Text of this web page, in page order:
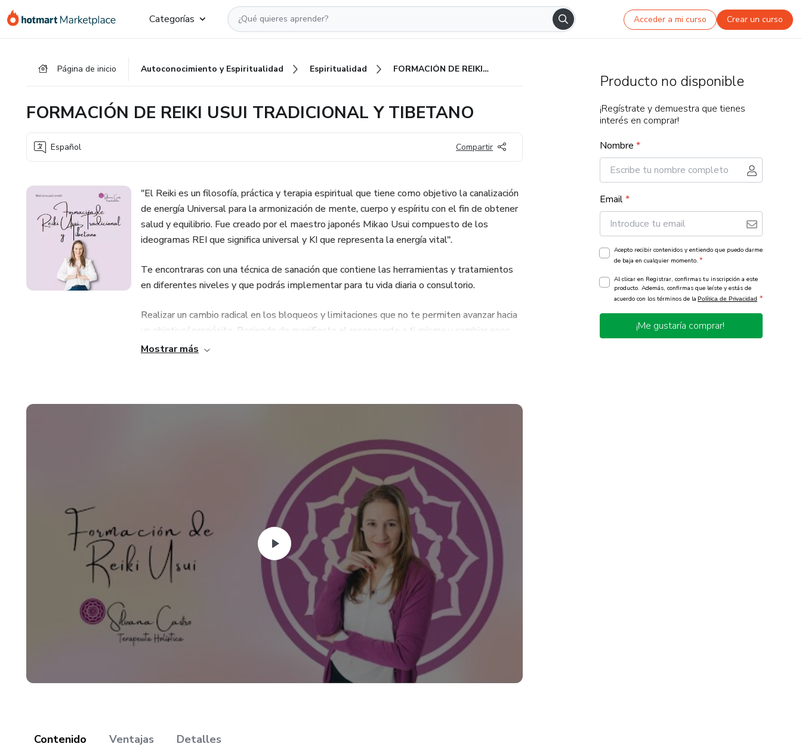
Categorías Acceder a mi curso Crear un curso
Página de inicio Autoconocimiento y Espiritualidad Espiritualidad FORMACIÓN DE REIKI USUI TRADICIONAL Y TIBETANO
FORMACIÓN DE REIKI USUI TRADICIONAL Y TIBETANO
Español Compartir
"El Reiki es un filosofía, práctica y terapia espiritual que tiene como objetivo la canalización
de energía Universal para la armonización de mente, cuerpo y espíritu con el fin de obtener
salud y equilibrio. Fue creado por el maestro japonés Mikao Usui compuesto de los
ideogramas REI que significa universal y KI que representa la energía vital".
Te encontraras con una técnica de sanación que contiene las herramientas y tratamientos
en diferentes niveles y que podrás implementar para tu vida diaria o consultorio.
Realizar un cambio radical en los bloqueos y limitaciones que no te permiten avanzar hacia
un objetivo/ propósito. Poniendo de manifiesto el reconocerte a ti misma y cambiar esos
patrones limitantes a través de la energía Universal, Reiki.
• Auto sanación
• Conocer sobre la acción y los beneficios del Reiki.
• Adquirir una formación como Reikidoka y poder ejercer como tal.
¿Cuánto tiempo?
90 días (3 meses)
¿Qué te ofrezco?
Clases grupales donde voy a enseñarte el contenido teórico y practico de cada nivel.
Simbología. Usos y aplicaciones.
Puedes REALIZAR LA FORMACION COMPLETA que costa de 4 Niveles o realizarla por
niveles según tu vibración (duración de cada uno 30 días).
Mostrar más
Contenido Ventajas Detalles
Producto no disponible
¡Regístrate y demuestra que tienes
interés en comprar!
Nombre *
Email*
Acepto recibir contenidos y entiendo que puedo darme
de baja en cualquier momento. *
Al clicar en Registrar, confirmas tu inscripción a este
producto. Además, confirmas que leíste y estás de
acuerdo con los términos de la Política de Privacidad *
¡Me gustaría comprar!